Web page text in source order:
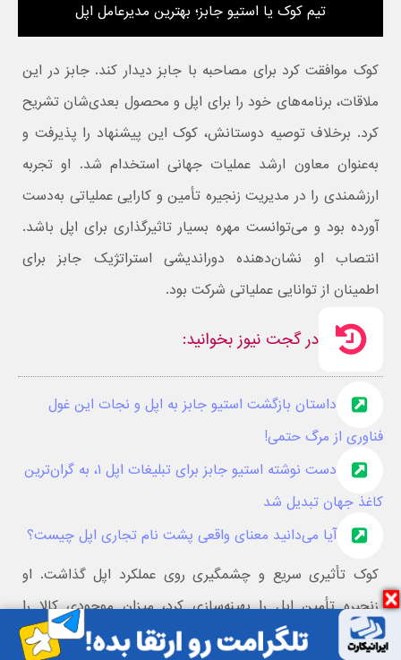
تیم کوک یا استیو جابز؛ بهترین مدیرعامل اپل
کوک موافقت کرد برای مصاحبه با جابز دیدار کند. جابز در این
ملاقات، برنامه‌های خود را برای اپل و محصول بعدی‌شان تشریح
کرد. برخلاف توصیه دوستانش، کوک این پیشنهاد را پذیرفت و
به‌عنوان معاون ارشد عملیات جهانی استخدام شد. او تجربه
ارزشمندی را در مدیریت زنجیره تأمین و کارایی عملیاتی به‌دست
آورده بود و می‌توانست مهره بسیار تاثیرگذاری برای اپل باشد.
انتصاب او نشان‌دهنده دوراندیشی استراتژیک جابز برای
اطمینان از توانایی عملیاتی شرکت بود.
در گجت نیوز بخوانید:
داستان بازگشت استیو جابز به اپل و نجات این غول
فناوری از مرگ حتمی!
دست نوشته استیو جابز برای تبلیغات اپل ۱، به گران‌ترین
کاغذ جهان تبدیل شد
آیا می‌دانید معنای واقعی پشت نام تجاری اپل چیست؟
کوک تأثیری سریع و چشمگیری روی عملکرد اپل گذاشت. او
زنجیره تأمین اپل را بهینه‌سازی کرد، میزان موجودی کالا را
کاهش داد و فرآیندهای تولید به صرفه اقتصادی را معرفی کرد.